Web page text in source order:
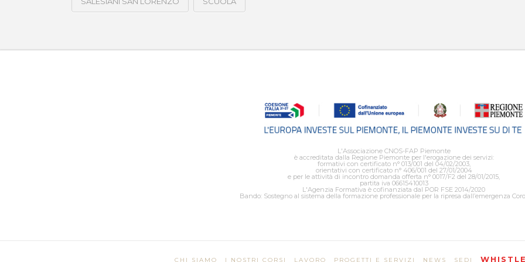
L'Associazione CNOS-FAP Piemonte
è accreditata dalla Regione Piemonte per l'erogazione dei servizi:
formativi con certificato n° 013/001 del 04/02/2003,
orientativi con certificato n° 406/001 del 27/01/2004
e per le attività di incontro domanda offerta n° 0017/F2 del 28/01/2015,
partita iva 06615410013
L'Agenzia Formativa è cofinanziata dal POR FSE 2014/2020
Bando: Sostegno al sistema della formazione professionale per la ripresa dall’emergenza
CHI SIAMO I NOSTRI CORSI LAVORO PROGETTI E SERVIZI NEWS SEDI